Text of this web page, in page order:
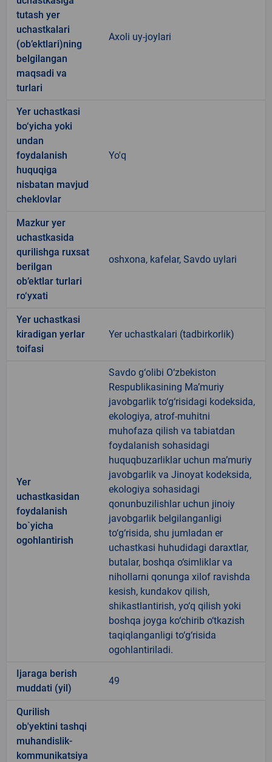
tutash yer
uchastkalari
(ob’ektlari)ning
belgilangan
maqsadi va
turlari
Axoli uy-joylari
Yer uchastkasi
bo‘yicha yoki
undan
foydalanish
huquqiga
nisbatan mavjud
cheklovlar
Yo'q
Mazkur yer
uchastkasida
qurilishga ruxsat
berilgan
ob’ektlar turlari
ro‘yxati
oshxona, kafelar, Savdo uylari
Yer uchastkasi
kiradigan yerlar
toifasi
Yer uchastkalari (tadbirkorlik)
Yer
uchastkasidan
foydalanish
bo`yicha
ogohlantirish
Savdo g‘olibi O‘zbekiston
Respublikasining Ma’muriy
javobgarlik to‘g‘risidagi kodeksida,
ekologiya, atrof-muhitni
muhofaza qilish va tabiatdan
foydalanish sohasidagi
huquqbuzarliklar uchun ma’muriy
javobgarlik va Jinoyat kodeksida,
ekologiya sohasidagi
qonunbuzilishlar uchun jinoiy
javobgarlik belgilanganligi
to‘g‘risida, shu jumladan er
uchastkasi huhudidagi daraxtlar,
butalar, boshqa o‘simliklar va
nihollarni qonunga xilof ravishda
kesish, kundakov qilish,
shikastlantirish, yo‘q qilish yoki
boshqa joyga ko‘chirib o‘tkazish
taqiqlanganligi to‘g‘risida
ogohlantiriladi.
Ijaraga berish
muddati (yil)
49
Qurilish
ob'yektini tashqi
muhandislik-
kommunikatsiya